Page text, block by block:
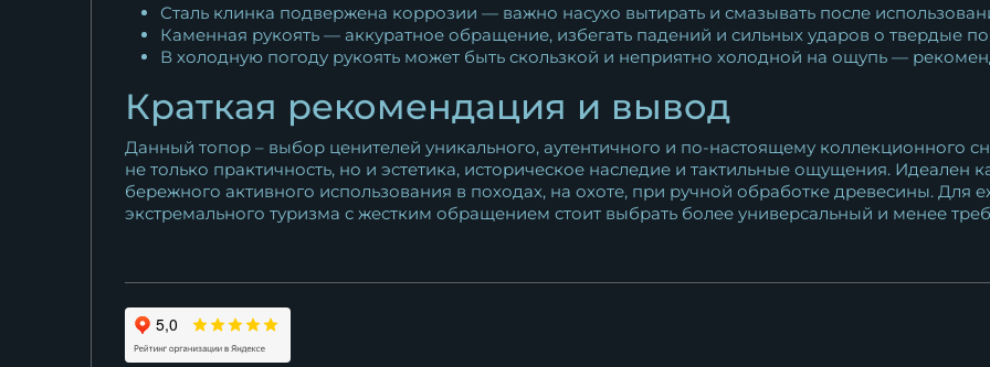
Сталь клинка подвержена коррозии — важно насухо вытирать и смазывать после
Каменная рукоять — аккуратное обращение, избегать падений и сильных ударов о твердые
В холодную погоду рукоять может быть скользкой и неприятно холодной на ощупь —
Краткая рекомендация и вывод
Данный топор – выбор ценителей уникального, аутентичного и по-настоящему коллекционного
не только практичность, но и эстетика, историческое наследие и тактильные ощущения. Идеален
бережного активного использования в походах, на охоте, при ручной обработке древесины. Для
экстремального туризма с жестким обращением стоит выбрать более универсальный и менее